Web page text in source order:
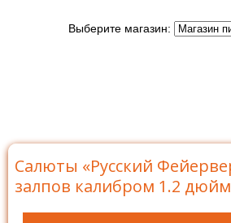
Выберите магазин:
Салюты «Русский
залпов калибром 1.2